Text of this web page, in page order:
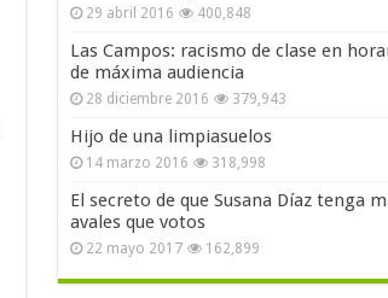
29 abril 2016 400,848
Las Campos: racismo de clase en
de máxima audiencia
28 diciembre 2016 379,943
Hijo de una limpiasuelos
14 marzo 2016 318,998
El secreto de que Susana Díaz tenga
avales que votos
22 mayo 2017 162,899